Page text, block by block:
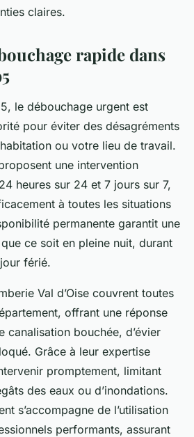
claires.
rapide dans
le débouchage urgent est
pour éviter des désagréments
ou votre lieu de travail.
une intervention
heures sur 24 et 7 jours sur 7,
à toutes les situations
permanente garantit une
ce soit en pleine nuit, durant
férié.
Val d’Oise couvrent toutes
offrant une réponse
canalisation bouchée, d’évier
Grâce à leur expertise
promptement, limitant
des eaux ou d’inondations.
s’accompagne de l’utilisation
performants, assurant